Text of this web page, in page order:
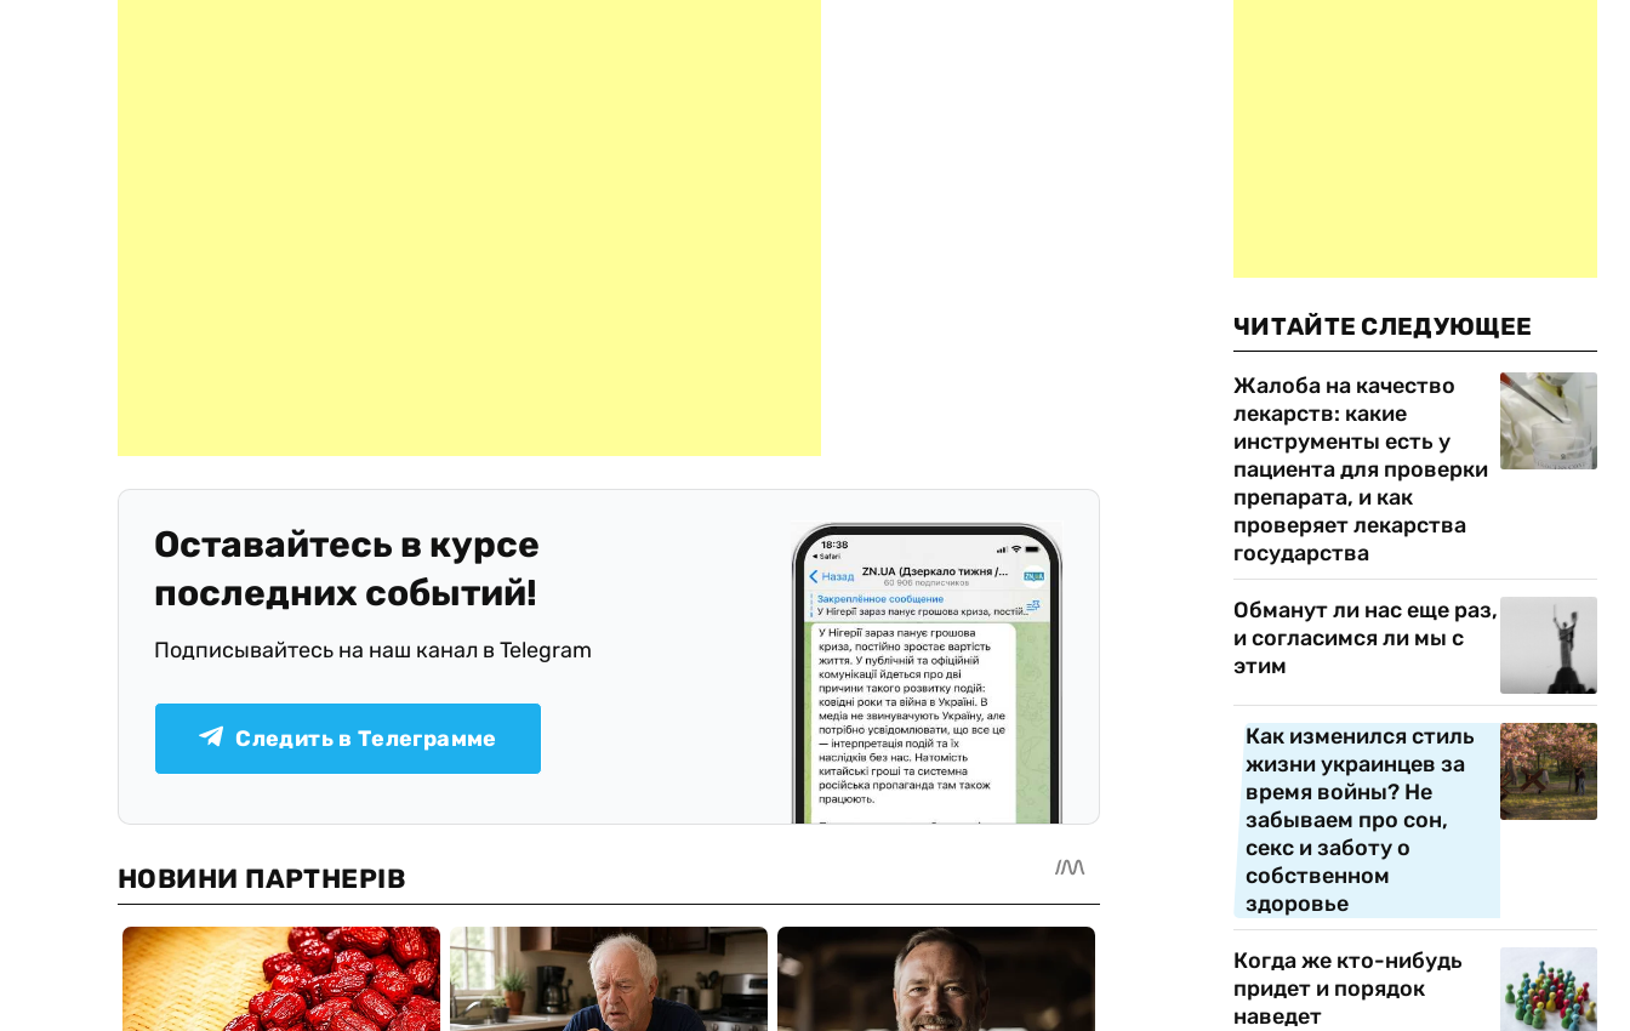
Оставайтесь в курсе
последних событий!
Подписывайтесь на наш канал в Telegram
Следить в Телеграмме
ЧИТАЙТЕ СЛЕДУЮЩЕЕ
Жалоба на качество
лекарств: какие
инструменты есть у
пациента для проверки
препарата, и как
проверяет лекарства
государства
Обманут ли нас еще раз,
и согласимся ли мы с
этим
Как изменился стиль
жизни украинцев за
время войны? Не
забываем про сон,
секс и заботу о
собственном
здоровье
Когда же кто-нибудь
придет и порядок
наведет